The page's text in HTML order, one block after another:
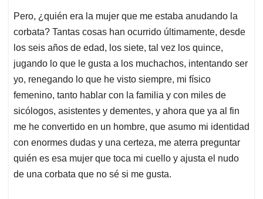
Pero, ¿quién era la mujer que me estaba anudando la
corbata? Tantas cosas han ocurrido últimamente, desde
los seis años de edad, los siete, tal vez los quince,
jugando lo que le gusta a los muchachos, intentando ser
yo, renegando lo que he visto siempre, mi físico
femenino, tanto hablar con la familia y con miles de
sicólogos, asistentes y dementes, y ahora que ya al fin
me he convertido en un hombre, que asumo mi identidad
con enormes dudas y una certeza, me aterra preguntar
quién es esa mujer que toca mi cuello y ajusta el nudo
de una corbata que no sé si me gusta.